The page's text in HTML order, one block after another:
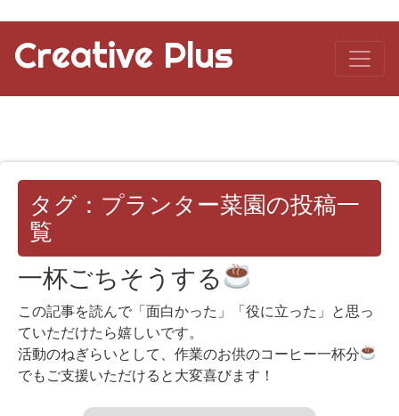
Creative Plus
タグ：プランター菜園の投稿一
覧
一杯ごちそうする
この記事を読んで「面白かった」「役に立った」と思っ
ていただけたら嬉しいです。
活動のねぎらいとして、作業のお供のコーヒー一杯分
でもご支援いただけると大変喜びます！